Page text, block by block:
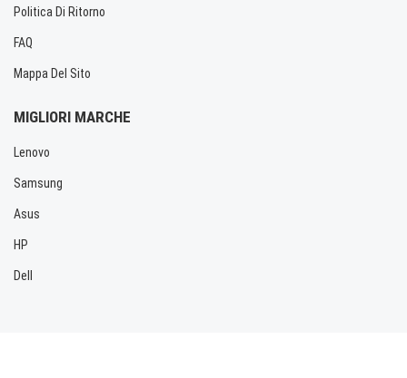
Politica Di Ritorno
FAQ
Mappa Del Sito
MIGLIORI MARCHE
Lenovo
Samsung
Asus
HP
Dell